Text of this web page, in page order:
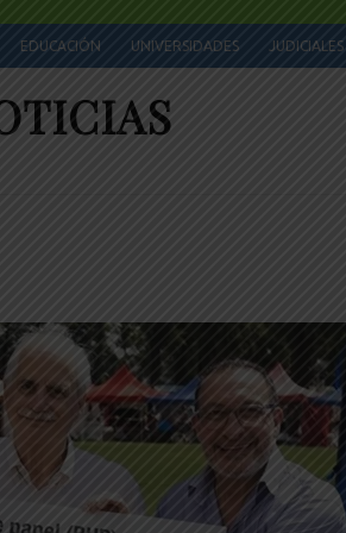
EDUCACIÓN UNIVERSIDADES JUDICIALES